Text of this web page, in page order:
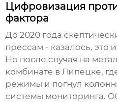
Цифровизация
фактора
До 2020 года
прессам - казалось, это
Но после случая на
комбинате в Липецке,
режимы и погнул
системы мониторинга.